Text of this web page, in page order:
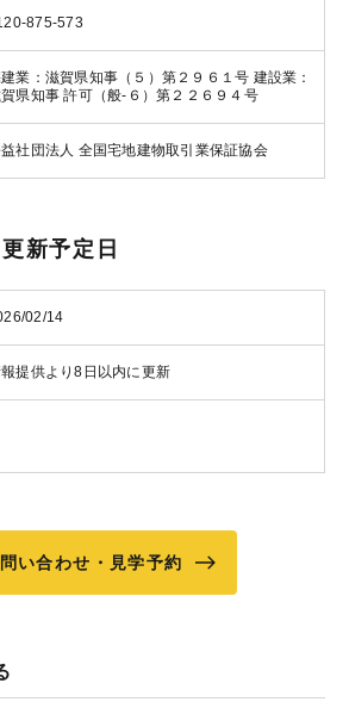
875-573
業：滋賀県知事（５）第２９６１号 建設業：
県知事 許可（般-６）第２２６９４号
社団法人 全国宅地建物取引業保証協会
新予定日
02/14
提供より8日以内に更新
い合わせ・見学予約